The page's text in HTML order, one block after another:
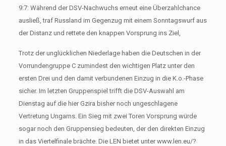
9:7: Während der DSV-Nachwuchs erneut eine Überzahlchance
ausließ, traf Russland im Gegenzug mit einem Sonntagswurf aus
der Distanz und rettete den knappen Vorsprung ins Ziel,
Trotz der unglücklichen Niederlage haben die Deutschen in der
Vorrundengruppe C zumindest den wichtigen Platz unter den
ersten Drei und den damit verbundenen Einzug in die K.o.-Phase
sicher. Im letzten Gruppenspiel trifft die DSV-Auswahl am
Dienstag auf die hier Gzira bisher noch ungeschlagene
Vertretung Ungarns. Ein Sieg mit zwei Toren Vorsprung würde
sogar noch den Gruppensieg bedeuten, der den direkten Einzug
in das Viertelfinale brächte. Die LEN bietet unter www.len.eu/?